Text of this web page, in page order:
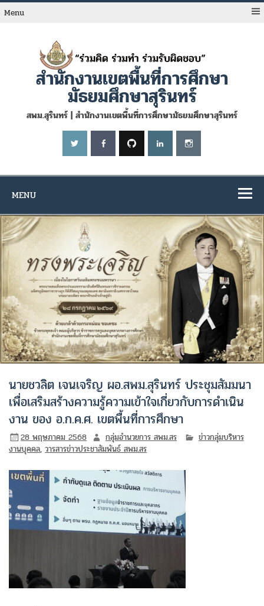
Skip
toMenu
สำนักงานเขตพื้นที่การศึกษา
มัธยมศึกษาสุรินทร์
สพม.สุรินทร์ | สำนักงานเขตพื้นที่การศึกษามัธยมศึกษาสุรินทร์
MENU
นายชวลิต เจนเจริญ ผอ.สพม.สุรินทร์ ประชุมสัมมนา
เพื่อเสริมสร้างความรู้ความเข้าใจเกี่ยวกับการดำเนิน
งาน ของ อ.ก.ค.ศ. เขตพื้นที่การศึกษา
28 พฤษภาคม 2568 กลุ่มอำนวยการ สพม.สร
ข่าวกลุ่มบริหาร
งานบุคคล,วารสารข่าวประชาสัมพันธ์ สพม.สร